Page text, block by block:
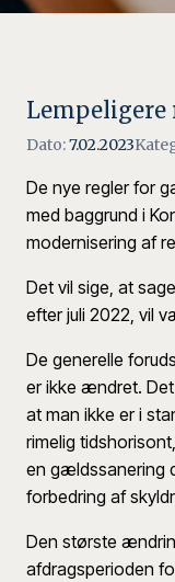
Dato:7.02.2023
De nye regler for
med baggrund i
modernisering af
Det vil sige, at
efter juli 2022, vil
De generelle
er ikke ændret.
at man ikke er i
rimelig
en gældssanering
forbedring af
Den største
afdragsperioden